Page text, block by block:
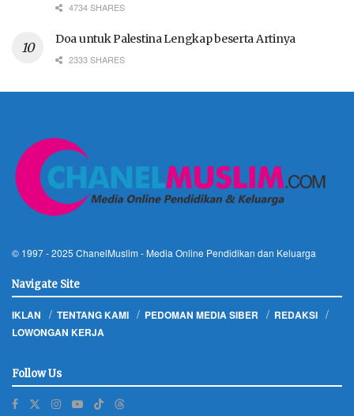
4734 SHARES
Doa untuk Palestina Lengkap beserta Artinya
2333 SHARES
© 1997 - 2025 ChanelMuslim - Media Online Pendidikan dan Keluarga
Navigate Site
IKLAN TENTANG KAMI PEDOMAN MEDIA SIBER
REDAKSI
LOWONGAN KERJA
Follow Us